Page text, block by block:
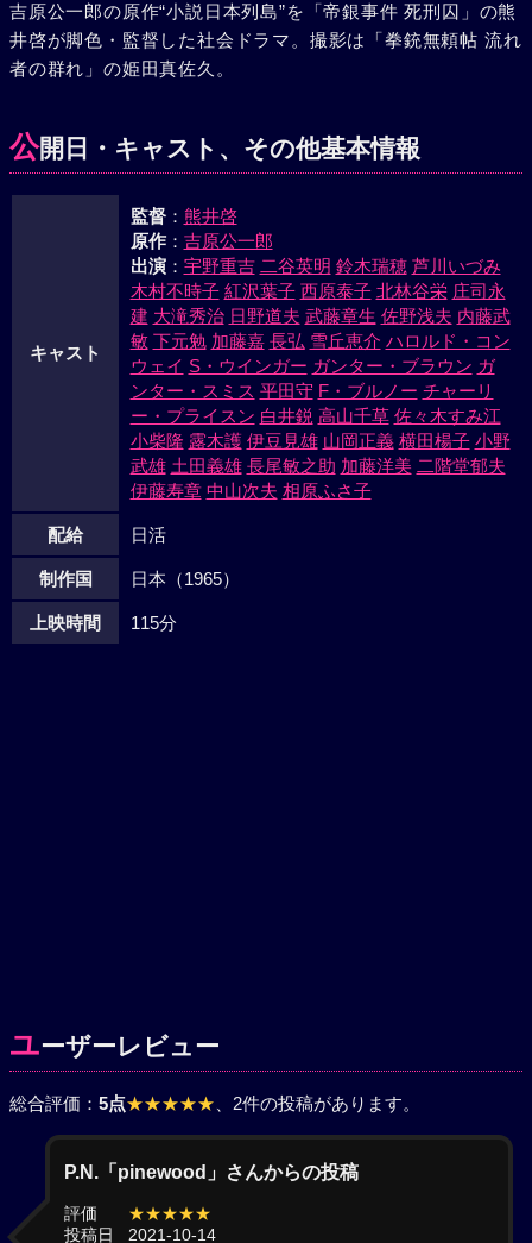
は涸沢に消されたのか！数日後、佐々木は水死体となってあ
がった。突然秋山にポラック中尉から調査中止命令が出た。
秋山はキャンプをやめて調査を続行した。三十五年外国航空
者として出頭したサンピエール教会サミエル神父は、取り調
べの終らぬまま突然帰国した。多くの疑問を残したまま三年
い男が陳陽成と名乗っていると聞き、秋山は和子に了解を得
ると沖縄に飛んだ。だが秋山も、陳陽成と名乗る男も、何者
かに殺害され、当局は真相は永久にわからぬだろうと発表し
た。三十九年、この事件を追及するため沖縄に飛ぶ原島を和
子は、励まし見送った。
吉原公一郎の原作“小説日本列島”を「帝銀事件 死刑囚」の熊
井啓が脚色・監督した社会ドラマ。撮影は「拳銃無頼帖 流れ
者の群れ」の姫田真佐久。
公開日・キャスト、その他基本情報
キャスト
監督： 熊井啓
原作： 吉原公一郎
出演： 宇野重吉 二谷英明 鈴木瑞穂 芦川いづみ
木村不時子 紅沢葉子 西原泰子 北林谷栄 庄司永
建 大滝秀治 日野道夫 武藤章生 佐野浅夫 内藤武
敏 下元勉 加藤嘉 長弘 雪丘恵介 ハロルド・コン
ウェイ S・ウインガー ガンター・ブラウン ガ
ンター・スミス 平田守 F・ブルノー チャーリ
ー・プライスン 白井鋭 高山千草 佐々木すみ江
小柴隆 露木護 伊豆見雄 山岡正義 横田楊子 小野
武雄 土田義雄 長尾敏之助 加藤洋美 二階堂郁夫
伊藤寿章 中山次夫 相原ふさ子
配給 日活
制作国 日本（1965）
上映時間 115分
ユーザーレビュー
総合評価： 5点★★★★★ 、2件の投稿があります。
P.N.「pinewood」さんからの投稿
評価
★★★★★
投稿日
2021-10-14